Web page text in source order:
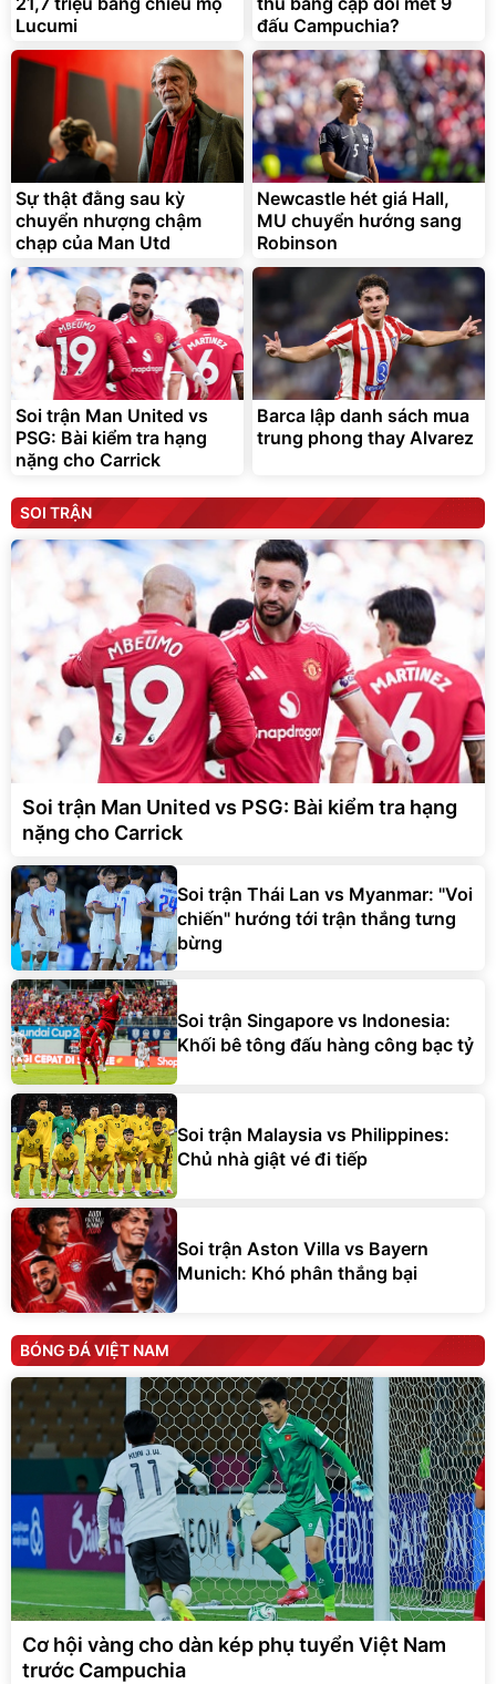
Lucumi
đấu Campuchia?
Sự thật đằng sau kỳ
chuyển nhượng chậm
chạp của Man Utd
Newcastle hét giá Hall,
MU chuyển hướng sang
Robinson
Soi trận Man United vs
PSG: Bài kiểm tra hạng
nặng cho Carrick
Barca lập danh sách mua
trung phong thay Alvarez
SOI TRẬN
Soi trận Man United vs PSG: Bài kiểm tra hạng
nặng cho Carrick
Soi trận Thái Lan vs Myanmar: "Voi
chiến" hướng tới trận thắng tưng
bừng
Soi trận Singapore vs Indonesia:
Khối bê tông đấu hàng công bạc tỷ
Soi trận Malaysia vs Philippines:
Chủ nhà giật vé đi tiếp
Soi trận Aston Villa vs Bayern
Munich: Khó phân thắng bại
BÓNG ĐÁ VIỆT NAM
Cơ hội vàng cho dàn kép phụ tuyển Việt Nam
trước Campuchia